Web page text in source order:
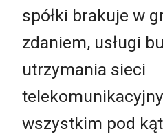
spółki brakuje w
zdaniem, usługi
utrzymania sieci
wszystkim pod